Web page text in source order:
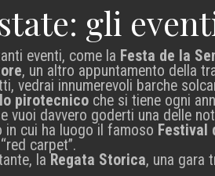
gli
eventi, come la Festa de la
, un altro appuntamento della
vedrai innumerevoli barche
pirotecnico che si tiene ogni
vuoi davvero goderti una delle
in cui ha luogo il famoso Festival
carpet”.
la Regata Storica, una gara